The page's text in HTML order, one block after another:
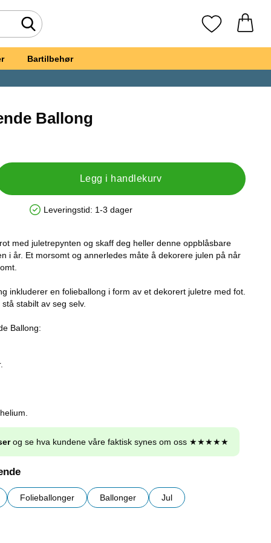
Søk Mine favoritter
Bartilbehør
Ballong
Legg i handlekurv
Produkttilgjengelighet: På lager
Leveringstid: 1-3 dager
med juletrepynten og skaff deg heller denne oppblåsbare
i år. Et morsomt og annerledes måte å dekorere julen på når
inkluderer en folieballong i form av et dekorert juletre med fot.
stabilt av seg selv.
Ballong:
og se hva kundene våre faktisk synes om oss ★★★★★
Folieballonger Ballonger Jul